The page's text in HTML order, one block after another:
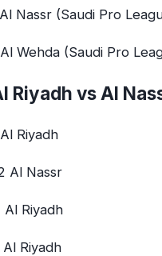
Nassr (Saudi Pro
Wehda (Saudi Pro
Riyadh vs Al
Riyadh
Al Nassr
Riyadh
Riyadh